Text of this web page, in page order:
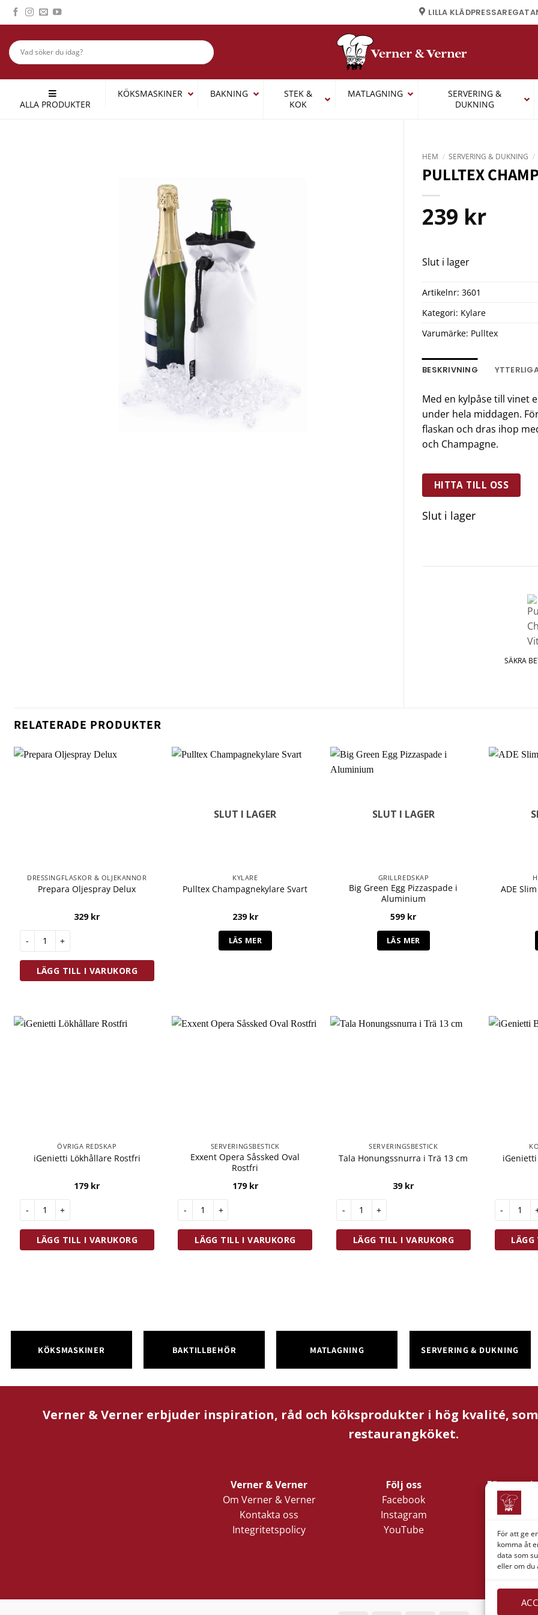
För att ge
komma åt
data som
eller om du
Skip
to
LILLA
ALLA PRODUKTER
KÖKSMASKINER BAKNING
STEK &
KOK
MATLAGNING
SERVERING &
DUKNING
HEM / SERVERING & DUKNING /
PULLTEX
239 kr
Slut i lager
Artikelnr: 3601
Kategori: Kylare
Varumärke: Pulltex
BESKRIVNING
Med en kylpåse till vinet
under hela middagen.
flaskan och dras ihop
och Champagne.
HITTA TILL OSS
Slut i lager
SÄKRA
RELATERADE PRODUKTER
DRESSINGFLASKOR & OLJEKANNOR
Prepara Oljespray Delux
329 kr
Prepara Oljespray Delux mängd
LÄGG TILL I VARUKORG
SLUT I LAGER
KYLARE
Pulltex Champagnekylare Svart
239 kr
LÄS MER
SLUT I LAGER
GRILLREDSKAP
Big Green Egg Pizzaspade i
Aluminium
599 kr
LÄS MER
ADE
ÖVRIGA REDSKAP
iGenietti Lökhållare Rostfri
179 kr
iGenietti Lökhållare Rostfri mängd
LÄGG TILL I VARUKORG
SERVERINGSBESTICK
Exxent Opera Såssked Oval
Rostfri
179 kr
Exxent Opera Såssked Oval Rostfri mängd
LÄGG TILL I VARUKORG
SERVERINGSBESTICK
Tala Honungssnurra i Trä 13 cm
39 kr
Tala Honungssnurra i Trä 13 cm mängd
LÄGG TILL I VARUKORG
iGenietti
LÄGG
KÖKSMASKINER BAKTILLBEHÖR MATLAGNING SERVERING & DUKNING
Verner & Verner erbjuder inspiration, råd och köksprodukter i hög kvalité,
restaurangköket.
Verner & Verner
Om Verner & Verner
Kontakta oss
Integritetspolicy
Följ oss
Facebook
Instagram
YouTube
Verner
Lilla
411 05